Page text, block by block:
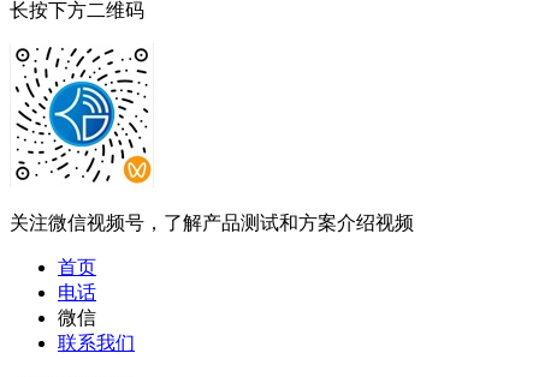
长按下方二维码
关注微信视频号，了解产品测试和方案介绍视频
首页
电话
微信
联系我们